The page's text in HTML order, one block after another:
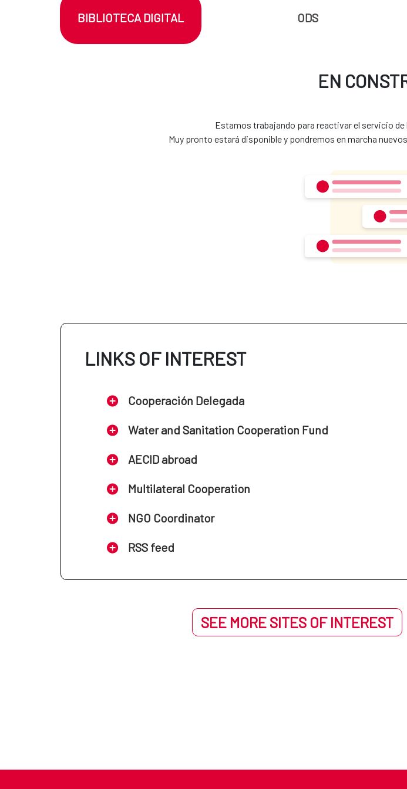
BIBLIOTECA DIGITAL ODS
EN
Estamos trabajando para reactivar el servicio
Muy pronto estará disponible y pondremos en marcha
LINKS OF INTEREST
Cooperación Delegada
Water and Sanitation Cooperation Fund
AECID abroad
Multilateral Cooperation
NGO Coordinator
RSS feed
SEE MORE SITES OF INTEREST